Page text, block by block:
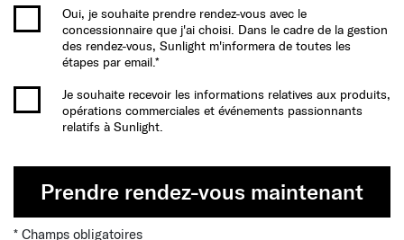
Oui, je souhaite prendre rendez-vous avec le
concessionnaire que j'ai choisi. Dans le cadre de la gestion
des rendez-vous, Sunlight m'informera de toutes les
étapes par email.*
Je souhaite recevoir les informations relatives aux produits,
opérations commerciales et événements passionnants
relatifs à Sunlight.
Prendre rendez-vous maintenant
* Champs obligatoires